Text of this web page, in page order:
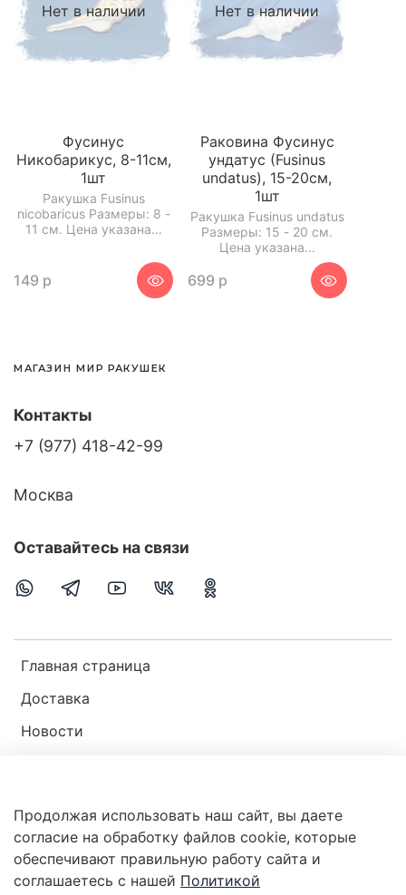
Нет в наличии
Фусинус
Никобарикус, 8-11см,
1шт
Ракушка Fusinus
nicobaricus Размеры: 8 -
11 см. Цена указана...
149 р
Нет в наличии
Раковина Фусинус
ундатус (Fusinus
undatus), 15-20см,
1шт
Ракушка Fusinus undatus
Размеры: 15 - 20 см.
Цена указана...
699 р
МАГАЗИН МИР РАКУШЕК
Главная страница
Доставка
Новости
Политика конфиденциальности
Контакты
+7 (977) 418-42-99
Москва
Оставайтесь на связи
Магазин мир ракушек
Продолжая использовать наш сайт, вы даете
согласие на обработку файлов cookie, которые
обеспечивают правильную работу сайта и
соглашаетесь с нашей Политикой